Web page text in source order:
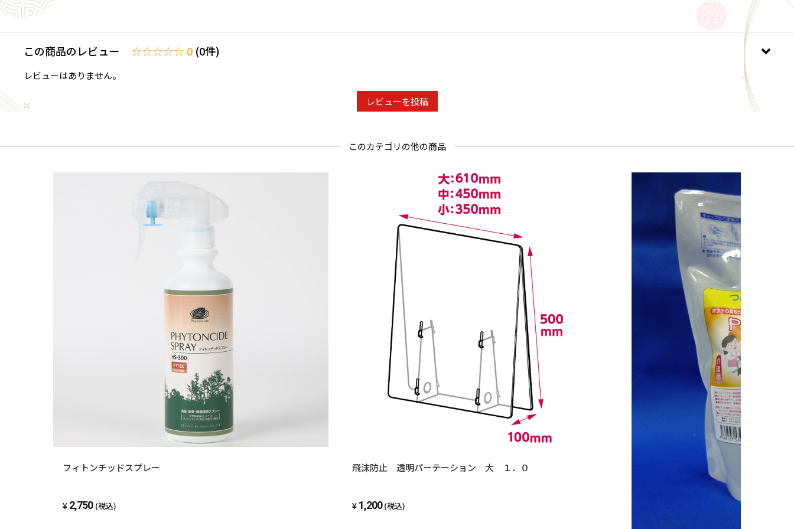
〇混ぜるな危険と表記されている塩素系商品との併用はしないで
〇ご使用の柔軟剤によっては香りを和らげてしまう場合がありま
液性 アルカリ性
この商品のレビュー ☆☆☆☆☆ 0 (0件)
レビューはありません。
レビューを投稿
このカテゴリの他の商品
フィトンチッドスプレー
2,750 (税込)
飛沫防止 透明パーテーション 大 １．０
1,200 (税込)